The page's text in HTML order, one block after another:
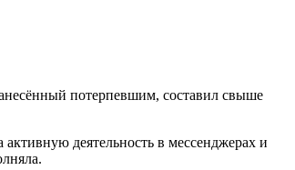
потерпевшим, составил свыше
деятельность в мессенджерах и